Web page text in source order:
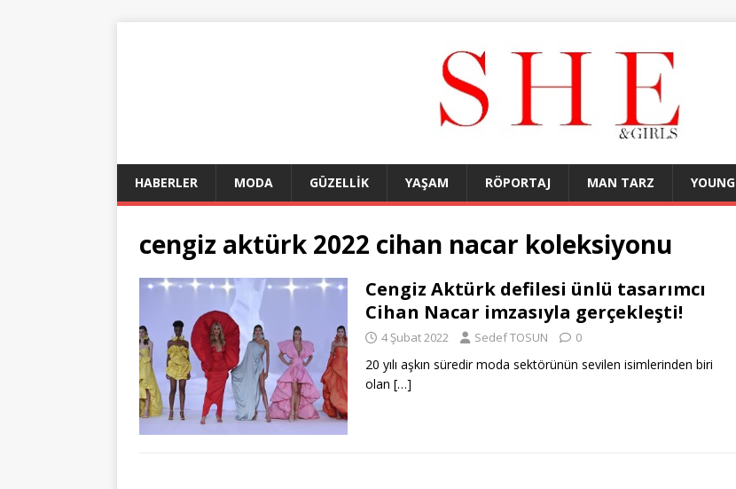
HABERLER MODA GÜZELLİK YAŞAM RÖPORTAJ MAN TARZ YOUNG
cengiz aktürk 2022 cihan nacar koleksiyonu
Cengiz Aktürk defilesi ünlü tasarımcı
Cihan Nacar imzasıyla gerçekleşti!
4 Şubat 2022 Sedef TOSUN 0
20 yılı aşkın süredir moda sektörünün sevilen isimlerinden biri
olan […]